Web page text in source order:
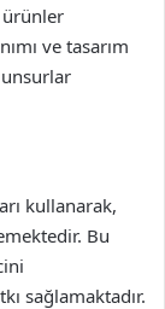
ürünler
ve tasarım
kullanarak,
Bu
sağlamaktadır.